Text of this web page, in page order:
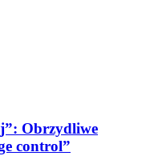
Obrzydliwe
control”